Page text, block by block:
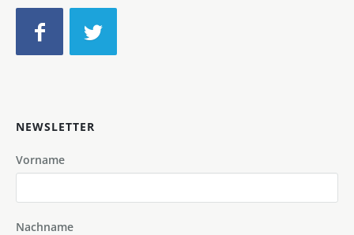
NEWSLETTER
Vorname
Nachname